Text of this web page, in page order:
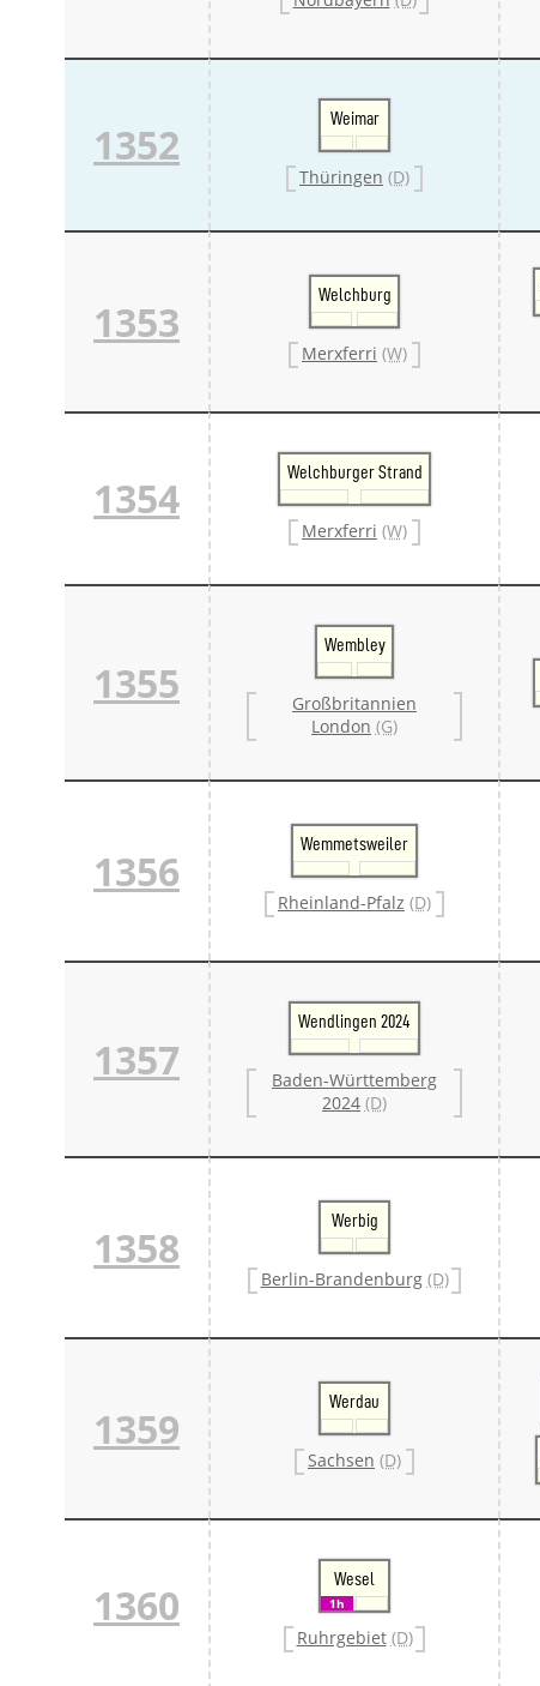
1352
Weimar
Thüringen (D)
1353
Welchburg
Merxferri (W)
1354
Welchburger Strand
Merxferri (W)
1355
Wembley
Großbritannien
London (G)
1356
Wemmetsweiler
Rheinland-Pfalz (D)
1357
Wendlingen 2024
Baden-Württemberg
2024 (D)
1358
Werbig
Berlin-Brandenburg (D)
1359
Werdau
Sachsen (D)
1360
Wesel
1h
Ruhrgebiet (D)